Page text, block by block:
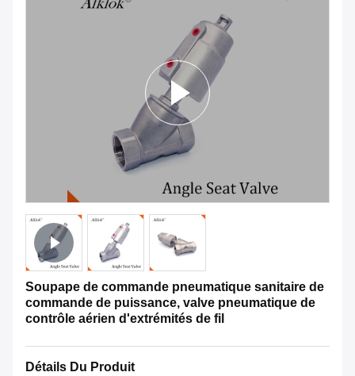
Soupape de commande pneumatique sanitaire de
commande de puissance, valve pneumatique de
contrôle aérien d'extrémités de fil
Détails Du Produit